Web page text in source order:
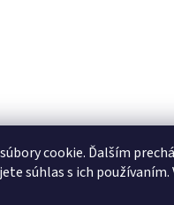
cookie. Ďalším
súhlas s ich používaním.